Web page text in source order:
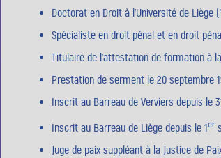
Doctorat en Droit à l’Université de Liège
Spécialiste en droit pénal et en droit
Titulaire de l’attestation de formation à
Prestation de serment le 20 septembre
Inscrit au Barreau de Verviers depuis le
Inscrit au Barreau de Liège depuis le 1er
Juge de paix suppléant à la Justice de